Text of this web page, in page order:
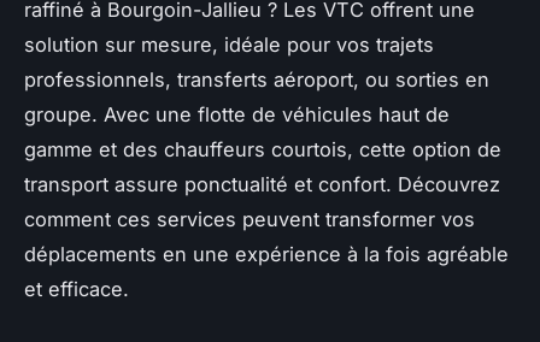
raffiné à Bourgoin-Jallieu ? Les VTC offrent une
solution sur mesure, idéale pour vos trajets
professionnels, transferts aéroport, ou sorties en
groupe. Avec une flotte de véhicules haut de
gamme et des chauffeurs courtois, cette option de
transport assure ponctualité et confort. Découvrez
comment ces services peuvent transformer vos
déplacements en une expérience à la fois agréable
et efficace.